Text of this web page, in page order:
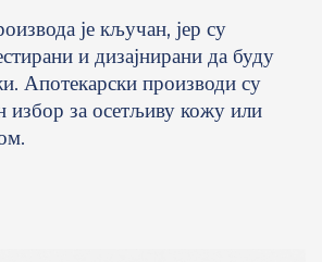
је кључан, јер су
и дизајнирани да буду
Апотекарски производи су
избор за осетљиву кожу или